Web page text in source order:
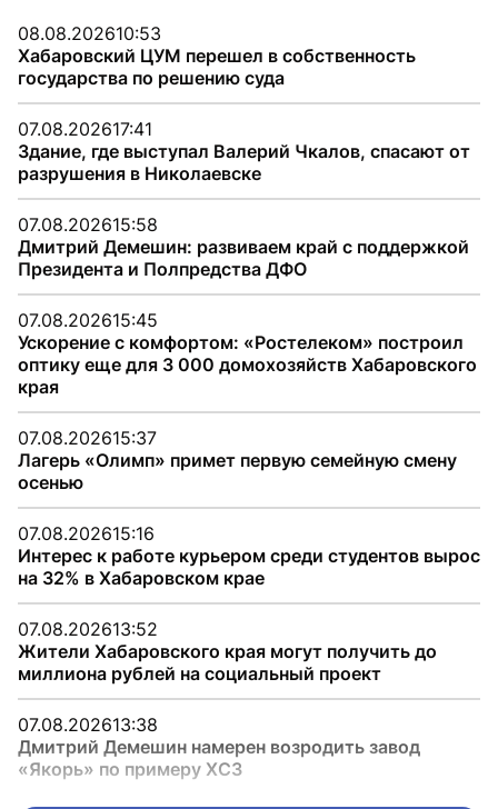
08.08.202610:53
Хабаровский ЦУМ перешел в собственность
государства по решению суда
07.08.202617:41
Здание, где выступал Валерий Чкалов, спасают от
разрушения в Николаевске
07.08.202615:58
Дмитрий Демешин: развиваем край с поддержкой
Президента и Полпредства ДФО
07.08.202615:45
Ускорение с комфортом: «Ростелеком» построил
оптику еще для 3 000 домохозяйств Хабаровского
края
07.08.202615:37
Лагерь «Олимп» примет первую семейную смену
осенью
07.08.202615:16
Интерес к работе курьером среди студентов вырос
на 32% в Хабаровском крае
07.08.202613:52
Жители Хабаровского края могут получить до
миллиона рублей на социальный проект
07.08.202613:38
Дмитрий Демешин намерен возродить завод
«Якорь» по примеру ХСЗ